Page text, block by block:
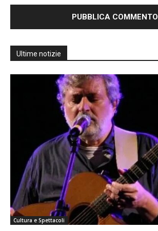
Ultime notizie
Cultura e Spettacoli